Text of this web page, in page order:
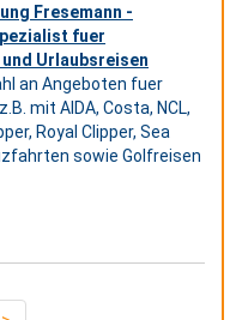
Fresemann -
fuer
Urlaubsreisen
an Angeboten fuer
mit AIDA, Costa, NCL,
Royal Clipper, Sea
sowie Golfreisen